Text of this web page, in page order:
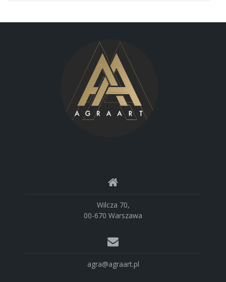
Wilcza 70,
00-670 Warszawa
agra@agraart.pl